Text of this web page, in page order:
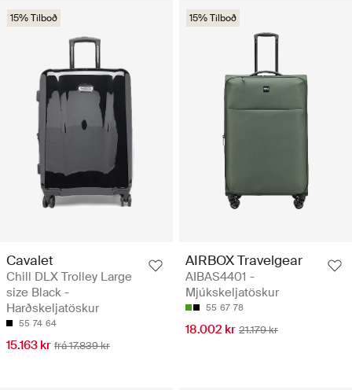
15% Tilboð
Cavalet
Chill DLX Trolley Large
size Black -
Harðskeljatöskur
55 74 64
15.163 kr frá 17.839 kr
15% Tilboð
AIRBOX Travelgear
AIBAS4401 -
Mjúkskeljatöskur
55 67 78
18.002 kr 21.179 kr